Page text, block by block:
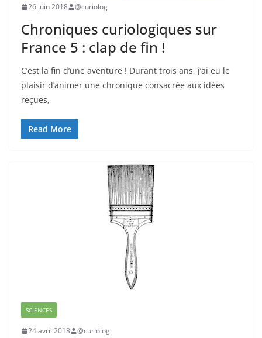
26 juin 2018 @curiolog
Chroniques curiologiques sur
France 5 : clap de fin !
C’est la fin d’une aventure ! Durant trois ans, j’ai eu le
plaisir d’animer une chronique consacrée aux idées
reçues,
Read More
SCIENCES
24 avril 2018 @curiolog